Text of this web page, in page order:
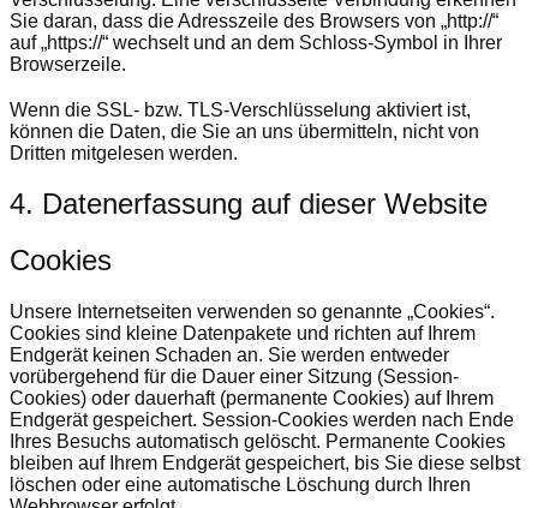
Sie daran, dass die Adresszeile des Browsers von „http://“
auf „https://“ wechselt und an dem Schloss-Symbol in Ihrer
Browserzeile.
Wenn die SSL- bzw. TLS-Verschlüsselung aktiviert ist,
können die Daten, die Sie an uns übermitteln, nicht von
Dritten mitgelesen werden.
4. Datenerfassung auf dieser Website
Cookies
Unsere Internetseiten verwenden so genannte „Cookies“.
Cookies sind kleine Datenpakete und richten auf Ihrem
Endgerät keinen Schaden an. Sie werden entweder
vorübergehend für die Dauer einer Sitzung (Session-
Cookies) oder dauerhaft (permanente Cookies) auf Ihrem
Endgerät gespeichert. Session-Cookies werden nach Ende
Ihres Besuchs automatisch gelöscht. Permanente Cookies
bleiben auf Ihrem Endgerät gespeichert, bis Sie diese selbst
löschen oder eine automatische Löschung durch Ihren